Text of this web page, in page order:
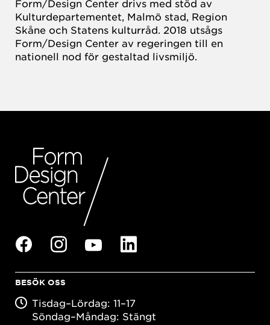
Form/Design Center drivs med stöd av
Kulturdepartementet, Malmö stad, Region
Skåne och Statens kulturråd. 2018 utsågs
Form/Design Center av regeringen till en
nationell nod för gestaltad livsmiljö.
BESÖK OSS
Tisdag–Lördag: 11–17
Söndag–Måndag: Stängt